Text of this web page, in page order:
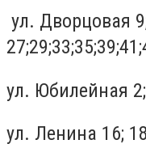
ул. Дворцовая
ул. Юбилейная
ул. Ленина 16;